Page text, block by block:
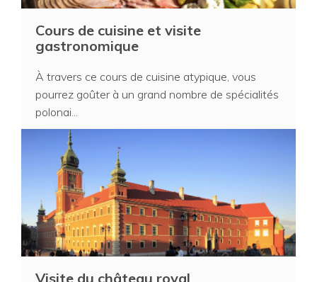
Cours de cuisine et visite
gastronomique
À travers ce cours de cuisine atypique, vous
pourrez goûter à un grand nombre de spécialités
polonai...
Visite du château royal